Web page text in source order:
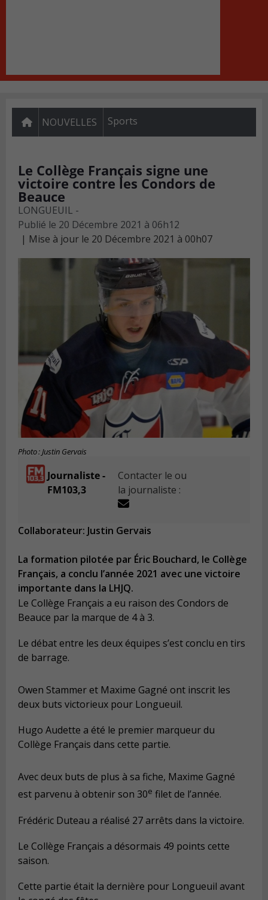
NOUVELLES Sports
Le Collège Français signe une
victoire contre les Condors de
Beauce
LONGUEUIL -
Publié le 20 Décembre 2021 à 06h12
Mise à jour le 20 Décembre 2021 à 00h07
Photo : Justin Gervais
Journaliste -
FM103,3
Contacter le ou
la journaliste :
Collaborateur: Justin Gervais
La formation pilotée par Éric Bouchard, le Collège
Français, a conclu l’année 2021 avec une victoire
importante dans la LHJQ.
Le Collège Français a eu raison des Condors de
Beauce par la marque de 4 à 3.
Le débat entre les deux équipes s’est conclu en tirs
de barrage.
Owen Stammer et Maxime Gagné ont inscrit les
deux buts victorieux pour Longueuil.
Hugo Audette a été le premier marqueur du
Collège Français dans cette partie.
Avec deux buts de plus à sa fiche, Maxime Gagné
est parvenu à obtenir son 30e filet de l’année.
Frédéric Duteau a réalisé 27 arrêts dans la victoire.
Le Collège Français a désormais 49 points cette
saison.
Cette partie était la dernière pour Longueuil avant